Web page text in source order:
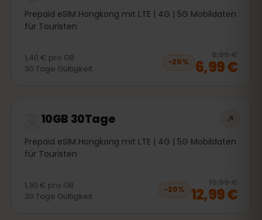
Prepaid eSIM Hongkong mit LTE | 4G | 5G Mobildaten
für Touristen
1,40 € pro GB
30 Tage Gültigkeit
−20%
8,99 €
6,99 €
10GB 30Tage
Prepaid eSIM Hongkong mit LTE | 4G | 5G Mobildaten
für Touristen
1,30 € pro GB
30 Tage Gültigkeit
−20%
15,99 €
12,99 €